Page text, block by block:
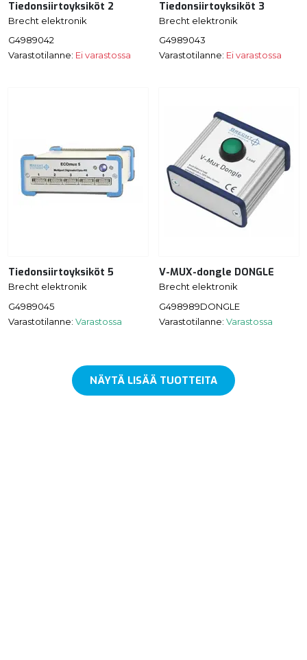
Tiedonsiirtoyksiköt 2
Brecht elektronik
G4989042
Varastotilanne: Ei varastossa
Tiedonsiirtoyksiköt 3
Brecht elektronik
G4989043
Varastotilanne: Ei varastossa
Tiedonsiirtoyksiköt 5
Brecht elektronik
G4989045
Varastotilanne: Varastossa
V-MUX-dongle DONGLE
Brecht elektronik
G498989DONGLE
Varastotilanne: Varastossa
NÄYTÄ LISÄÄ TUOTTEITA